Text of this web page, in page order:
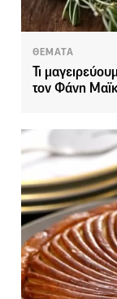
ΘΕΜΑΤΑ
Τι
τον Φάνη